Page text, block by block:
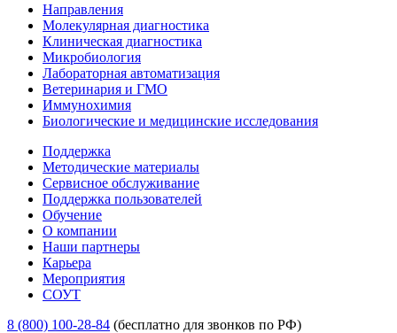
Направления
Молекулярная диагностика
Клиническая диагностика
Микробиология
Лабораторная автоматизация
Ветеринария и ГМО
Иммунохимия
Биологические и медицинские исследования
Поддержка
Методические материалы
Сервисное обслуживание
Поддержка пользователей
Обучение
О компании
Наши партнеры
Карьера
Мероприятия
СОУТ
8 (800) 100-28-84 (бесплатно для звонков по РФ)